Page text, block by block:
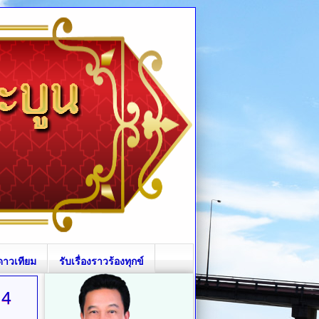
วเทียม รับเรื่องราวร้องทุกข์